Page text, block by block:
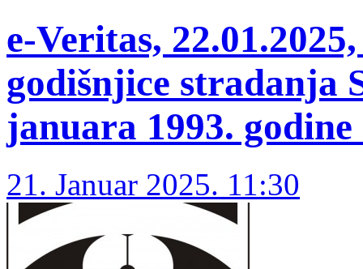
e-Veritas,
godišnjice stradanja
januara 1993.
21. Januar 2025. 11:30